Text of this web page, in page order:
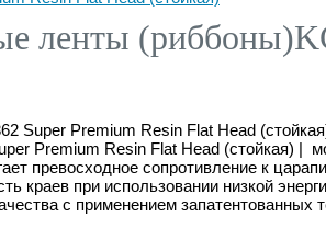
ленты
Super Premium Resin Flat Head
Premium Resin Flat Head (стойкая) |
превосходное сопротивление к
краев при использовании низкой
с применением запатентованных